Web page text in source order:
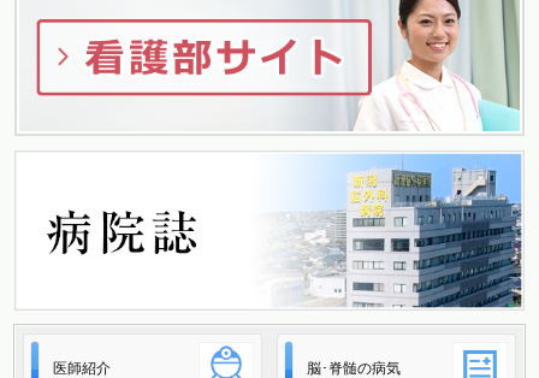
ン
医師紹介 脳･脊髄の病気